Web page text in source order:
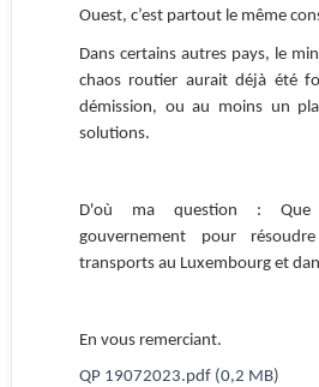
Ouest, c’est partout le même
Dans certains autres pays, le
chaos routier aurait déjà été
démission, ou au moins un
solutions.
D'où ma question :
gouvernement pour
transports au Luxembourg et
En vous remerciant.
QP 19072023.pdf (0,2 MB)